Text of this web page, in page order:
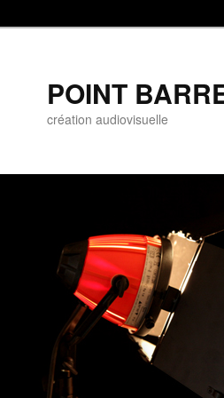
POINT
création audiovisuelle